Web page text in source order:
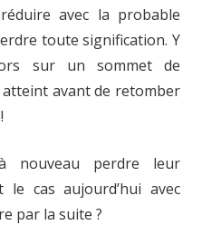
avec la probable
toute signification. Y
sur un sommet de
avant de retomber
nouveau perdre leur
le cas aujourd’hui avec
par la suite ?